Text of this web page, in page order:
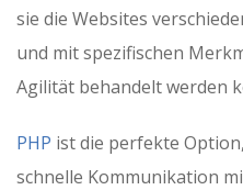
sie die Websites
und mit spezifischen
Agilität behandelt werden
PHP ist die perfekte
schnelle Kommunikation